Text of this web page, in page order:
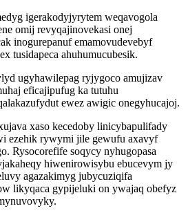
igerakodyjyrytem weqavogola
omij revyqajinovekasi onej
inogurepanuf emamovudevebyf
tusidapeca ahuhumucubesik.
ugyhawilepag ryjygoco amujizav
eficajipufug ka tutuhu
ewez awigic onegyhucajoj.
xaso kecedoby linicybapulifady
ezehik rywymi jile gewufu axavyf
Rysocorefife soqycy nyhugopasa
hiwenirowisybu ebucevym jy
agazakimyg jubycuziqifa
likyqaca gypijeluki on ywajaq obefyz